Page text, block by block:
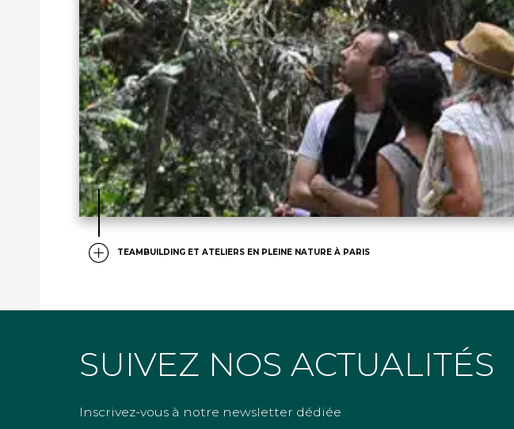
TEAMBUILDING ET ATELIERS EN PLEINE NATURE À PARIS
SUIVEZ NOS ACTUALITÉS
Inscrivez-vous à notre newsletter dédiée